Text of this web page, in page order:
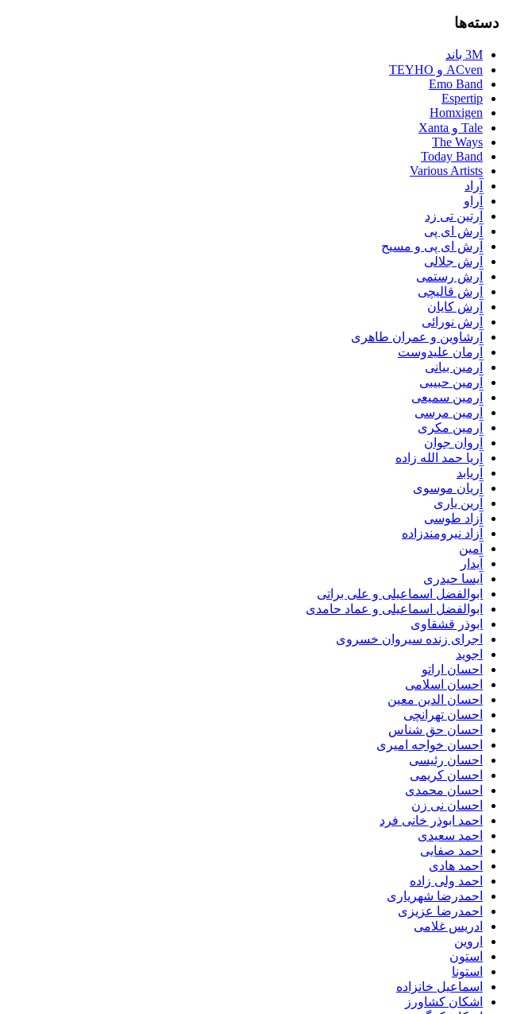
دسته‌ها
3M باند
ACven و TEYHO
Emo Band
Espertip
Homxigen
Tale و Xanta
The Ways
Today Band
Various Artists
آراد
آراو
آرتین تی زد
آرش ای پی
آرش ای پی و مسیح
آرش جلالی
آرش رستمی
آرش قالیچی
آرش کایان
آرش نورائی
آرشاوین و عمران طاهری
آرمان علیدوست
آرمین بیانی
آرمین حبیبی
آرمین سمیعی
آرمین مرسی
آرمین مکری
آروان جوان
آریا حمد الله زاده
آریابد
آریان موسوی
آرین یاری
آزاد طوسی
آزاد نیرومندزاده
آمین
آیدار
آیسا حیدری
ابوالفضل اسماعیلی و علی براتی
ابوالفضل اسماعیلی و عماد حامدی
ابوذر قشقاوی
اجرای زنده سیروان خسروی
اجوید
احسان اراتو
احسان اسلامی
احسان الدین معین
احسان تهرانچی
احسان حق شناس
احسان خواجه امیری
احسان رئیسی
احسان کریمی
احسان محمدی
احسان نی زن
احمد ابوذر خانی فرد
احمد سعیدی
احمد صفایی
احمد هادی
احمد ولی زاده
احمدرضا شهریاری
احمدرضا عزیزی
ادریس غلامی
اروین
استون
استونا
اسماعیل خانزاده
اشکان کشاورز